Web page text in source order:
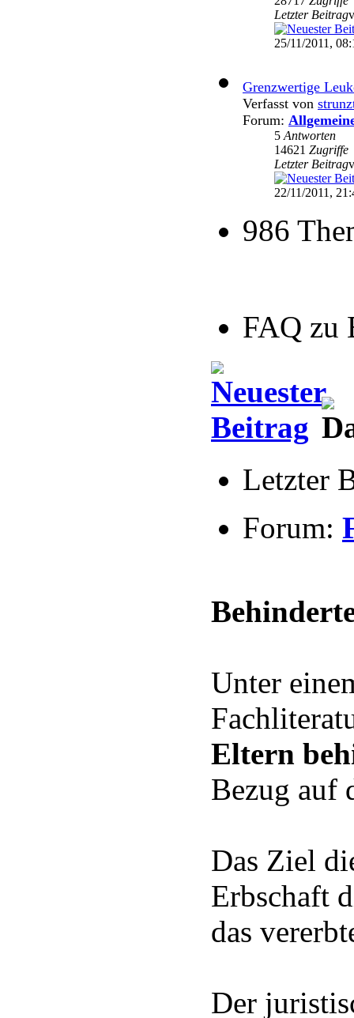
Letzter Beitrag
25/11/2011,
Grenzwertige
Verfasst von
Forum:
5 Antworten
14621 Zugriffe
Letzter Beitrag
22/11/2011,
986
FAQ zu
Letzter
Forum:
Unter
Eltern
Bezug auf
Das Ziel
Erbschaft
das
Der